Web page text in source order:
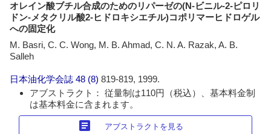
オレイン酸ブチル合成のためのリパーゼの(N-ビニル-2-ピロリ
ドン-メタクリル酸2-ヒドロキシエチル)コポリマーヒドロゲル
への固定化
M. Basri, C. C. Wong, M. B. Ahmad, C. N. A. Razak, A. B.
Salleh
日本油化学会誌 48 (8)819-819, 1999.
アブストラクト： 従量制は110円（税込）、基本料金制
は基本料金に含まれます。
article アブストラクトを見る